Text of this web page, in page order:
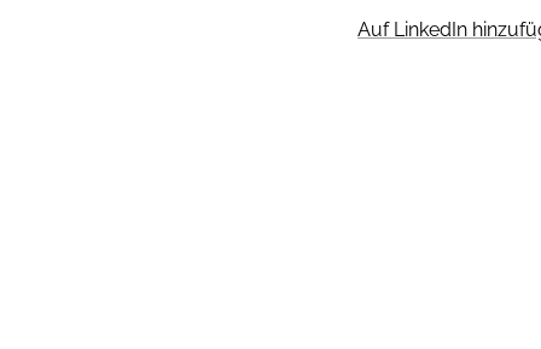
Auf LinkedIn